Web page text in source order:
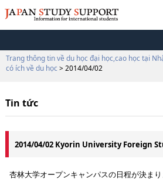
Trang thông tin về du học đại học,cao học tại
có ích về du học > 2014/04/02
Tin tức
2014/04/02 Kyorin University Foreign
杏林大学オープンキャンパスの日程が決まり